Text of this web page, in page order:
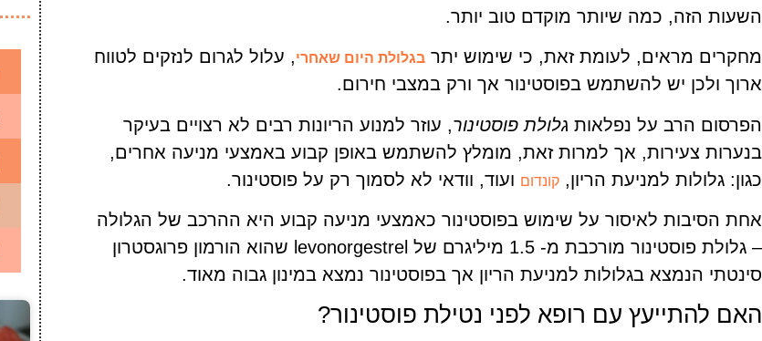
השעות הזה, כמה שיותר מוקדם טוב יותר.
מחקרים מראים, לעומת זאת, כי שימוש יתר בגלולת היום שאחרי, עלול לגרום לנזקים לטווח
ארוך ולכן יש להשתמש בפוסטינור אך ורק במצבי חירום.
הפרסום הרב על נפלאות גלולת פוסטינור, עוזר למנוע הריונות רבים לא רצויים בעיקר
בנערות צעירות, אך למרות זאת, מומלץ להשתמש באופן קבוע באמצעי מניעה אחרים,
כגון: גלולות למניעת הריון, קונדום ועוד, וודאי לא לסמוך רק על פוסטינור.
אחת הסיבות לאיסור על שימוש בפוסטינור כאמצעי מניעה קבוע היא ההרכב של הגלולה
– גלולת פוסטינור מורכבת מ- 1.5 מיליגרם של levonorgestrel שהוא הורמון פרוגסטרון
סינטתי הנמצא בגלולות למניעת הריון אך בפוסטינור נמצא במינון גבוה מאוד.
האם להתייעץ עם רופא לפני נטילת פוסטינור?